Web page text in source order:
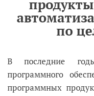
по
В последние
программного
программных